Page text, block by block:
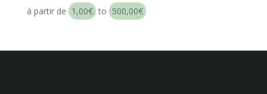
à partir de 1,00€ to 500,00€